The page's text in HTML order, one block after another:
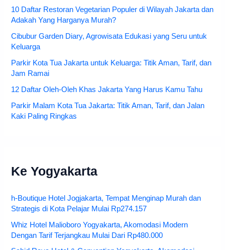
10 Daftar Restoran Vegetarian Populer di Wilayah Jakarta dan
Adakah Yang Harganya Murah?
Cibubur Garden Diary, Agrowisata Edukasi yang Seru untuk
Keluarga
Parkir Kota Tua Jakarta untuk Keluarga: Titik Aman, Tarif, dan
Jam Ramai
12 Daftar Oleh-Oleh Khas Jakarta Yang Harus Kamu Tahu
Parkir Malam Kota Tua Jakarta: Titik Aman, Tarif, dan Jalan
Kaki Paling Ringkas
Ke Yogyakarta
h-Boutique Hotel Jogjakarta, Tempat Menginap Murah dan
Strategis di Kota Pelajar Mulai Rp274.157
Whiz Hotel Malioboro Yogyakarta, Akomodasi Modern
Dengan Tarif Terjangkau Mulai Dari Rp480.000